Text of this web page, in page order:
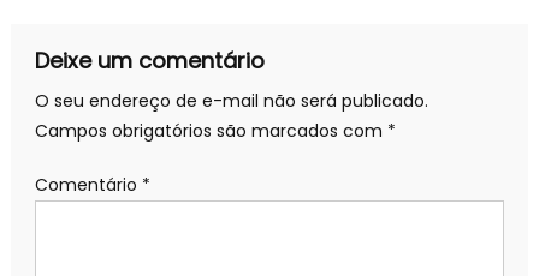
Deixe um comentário
O seu endereço de e-mail não será publicado.
Campos obrigatórios são marcados com *
Comentário *